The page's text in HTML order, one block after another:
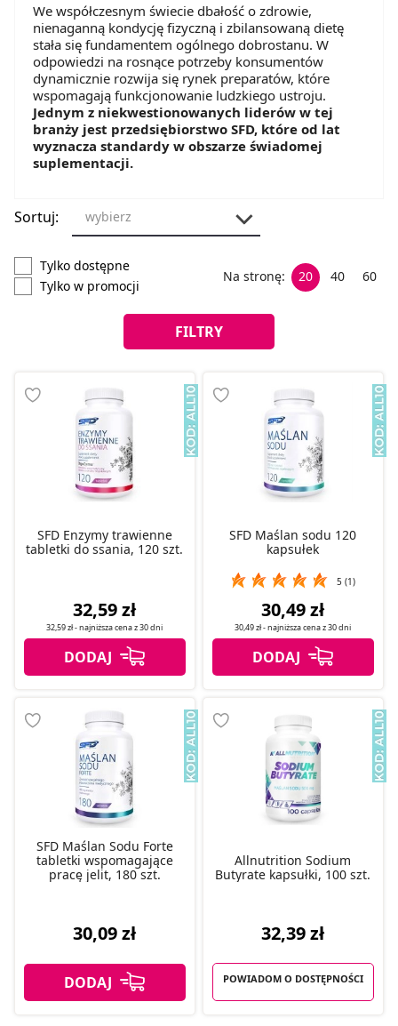
We współczesnym świecie dbałość o zdrowie,
nienaganną kondycję fizyczną i zbilansowaną dietę
stała się fundamentem ogólnego dobrostanu. W
odpowiedzi na rosnące potrzeby konsumentów
dynamicznie rozwija się rynek preparatów, które
wspomagają funkcjonowanie ludzkiego ustroju.
Jednym z niekwestionowanych liderów w tej
branży jest przedsiębiorstwo SFD, które od lat
wyznacza standardy w obszarze świadomej
suplementacji.
Sortuj: wybierz
Tylko dostępne
Tylko w promocji
Na stronę: 20 40 60
FILTRY
SFD Enzymy trawienne
tabletki do ssania, 120 szt.
32,59 zł
32,59 zł- najniższa cena z30 dni
SFD Maślan sodu 120
kapsułek
5 (1)
30,49 zł
30,49 zł- najniższa cena z30 dni
SFD Maślan Sodu Forte
tabletki wspomagające
pracę jelit, 180 szt.
30,09 zł
Allnutrition Sodium
Butyrate kapsułki, 100 szt.
32,39 zł
POWIADOM O DOSTĘPNOŚCI